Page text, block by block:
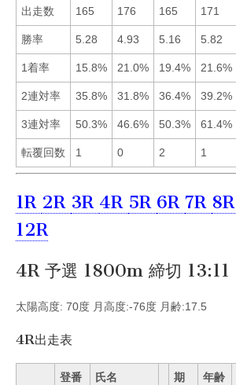
出走数 165 176 165 171
勝率 5.28 4.93 5.16 5.82
1着率 15.8% 21.0% 19.4% 21.6%
2連対率 35.8% 31.8% 36.4% 39.2%
3連対率 50.3% 46.6% 50.3% 61.4%
転覆回数 1 0 2 1
1R 2R 3R 4R 5R 6R 7R 8R
12R
4R 予選 1800m 締切 13:11
太陽高度: 70度 月高度:-76度 月齢:17.5
4R出走表
登番 氏名 期 年齢